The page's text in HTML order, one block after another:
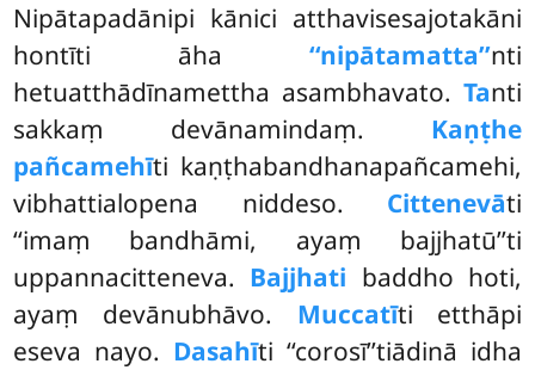
Nipātapadānipi kānici atthavisesajotakāni
hontīti āha ‘‘nipātamatta’’nti
hetuatthādīnamettha asambhavato. Tanti
sakkaṃ devānamindaṃ. Kaṇṭhe
pañcamehīti kaṇṭhabandhanapañcamehi,
vibhattialopena niddeso. Cittenevāti
‘‘imaṃ bandhāmi, ayaṃ bajjhatū’’ti
uppannacitteneva. Bajjhati baddho hoti,
ayaṃ devānubhāvo. Muccatīti etthāpi
eseva nayo. Dasahīti ‘‘corosī’’tiādinā idha